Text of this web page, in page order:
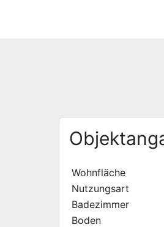
Wohnfläche
Nutzungsart
Badezimmer
Boden